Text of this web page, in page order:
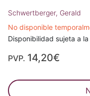
Schwertberger, Gerald
No disponible
Disponibilidad sujeta a
PVP. 14,20€